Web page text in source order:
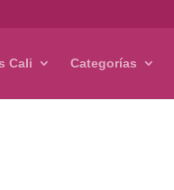
Cali Categorías